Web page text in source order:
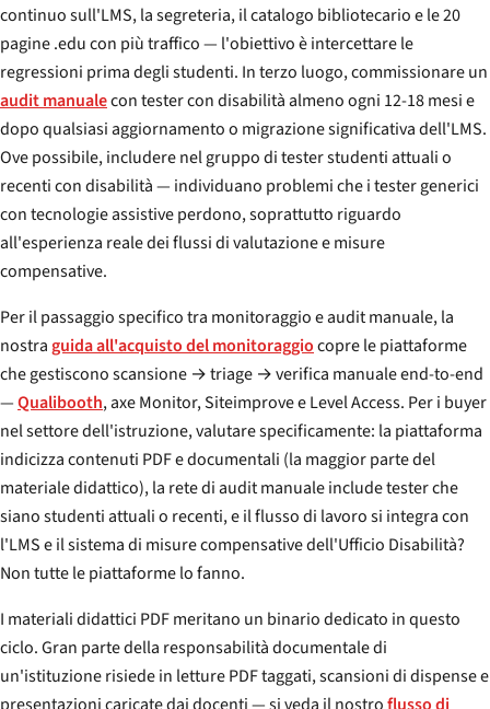
continuo sull'LMS, la segreteria, il catalogo bibliotecario e le 20
pagine .edu con più traffico — l'obiettivo è intercettare le
regressioni prima degli studenti. In terzo luogo, commissionare un
audit manualecon tester con disabilità almeno ogni 12-18 mesi e
dopo qualsiasi aggiornamento o migrazione significativa dell'LMS.
Ove possibile, includere nel gruppo di tester studenti attuali o
recenti con disabilità — individuano problemi che i tester generici
con tecnologie assistive perdono, soprattutto riguardo
all'esperienza reale dei flussi di valutazione e misure
compensative.
Per il passaggio specifico tra monitoraggio e audit manuale, la
nostra guida all'acquisto del monitoraggiocopre le piattaforme
che gestiscono scansione → triage → verifica manuale end-to-end
—Qualibooth, axe Monitor, Siteimprove e Level Access. Per i buyer
nel settore dell'istruzione, valutare specificamente: la piattaforma
indicizza contenuti PDF e documentali (la maggior parte del
materiale didattico), la rete di audit manuale include tester che
siano studenti attuali o recenti, e il flusso di lavoro si integra con
l'LMS e il sistema di misure compensative dell'Ufficio Disabilità?
Non tutte le piattaforme lo fanno.
I materiali didattici PDF meritano un binario dedicato in questo
ciclo. Gran parte della responsabilità documentale di
un'istituzione risiede in letture PDF taggati, scansioni di dispense e
presentazioni caricate dai docenti — si veda il nostroflusso di